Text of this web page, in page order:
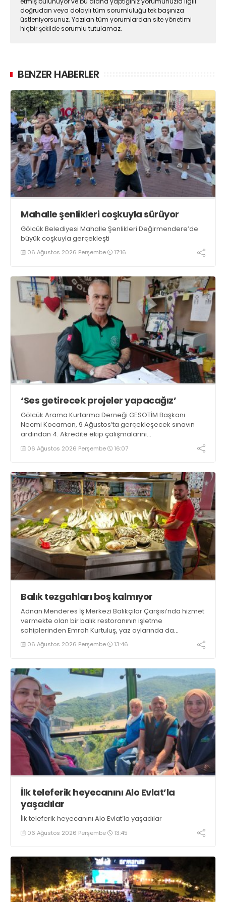
doğrudan veya dolaylı tüm sorumluluğu tek başınıza
üstleniyorsunuz. Yazılan tüm yorumlardan site yönetimi
hiçbir şekilde sorumlu tutulamaz.
BENZER HABERLER
Mahalle şenlikleri coşkuyla sürüyor
Gölcük Belediyesi Mahalle Şenlikleri Değirmendere’de
büyük coşkuyla gerçekleşti
06 Ağustos 2026 Perşembe 17:16
‘Ses getirecek projeler yapacağız’
Gölcük Arama Kurtarma Derneği GESOTİM Başkanı
Necmi Kocaman, 9 Ağustos’ta gerçekleşecek sınavın
ardından 4. Akredite ekip çalışmalarını
tamamlayacaklarını ifade ederek açıklamalarda
bulundu. Kocaman, “Gölcük’te ve Kocaeli genelinde ses
06 Ağustos 2026 Perşembe 16:07
Balık tezgahları boş kalmıyor
Adnan Menderes İş Merkezi Balıkçılar Çarşısı’nda hizmet
vermekte olan bir balık restoranının işletme
sahiplerinden Emrah Kurtuluş, yaz aylarında da
tezgahlarda taze balık bulunduğunu ifade ederek “Yıl
boyunca tezgahlarda taze balık bulmak mümkün
06 Ağustos 2026 Perşembe 13:46
İlk teleferik heyecanını Alo Evlat’la
yaşadılar
İlk teleferik heyecanını Alo Evlat’la yaşadılar
06 Ağustos 2026 Perşembe 13:45